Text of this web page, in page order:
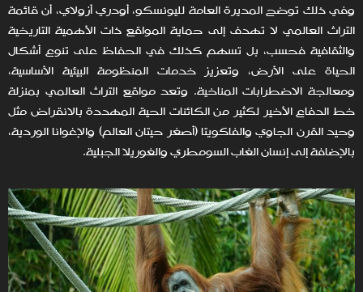
وفي ذلك توضح المديرة العامة لليونسكو، أودري أزولاي، أن قائمة
التراث العالمي لا تهدف إلى حماية المواقع ذات الأهمية التاريخية
والثقافية فحسب، بل تسهم كذلك في الحفاظ على تنوع أشكال
الحياة على الأرض، وتعزيز خدمات المنظومة البيئية الأساسية،
ومعالجة الاضطرابات المناخية. وتعد مواقع التراث العالمي بمنزلة
خط الدفاع الأخير لكثير من الكائنات الحية المهددة بالانقراض مثل
وحيد القرن الجاوي والفاكويتا (أصغر حيتان العالم) والإغوانا الوردية،
بالإضافة إلى إنسان الغاب السومطري والغوريلا الجبلية.